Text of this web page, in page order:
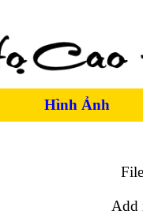
Hình Ảnh
Add